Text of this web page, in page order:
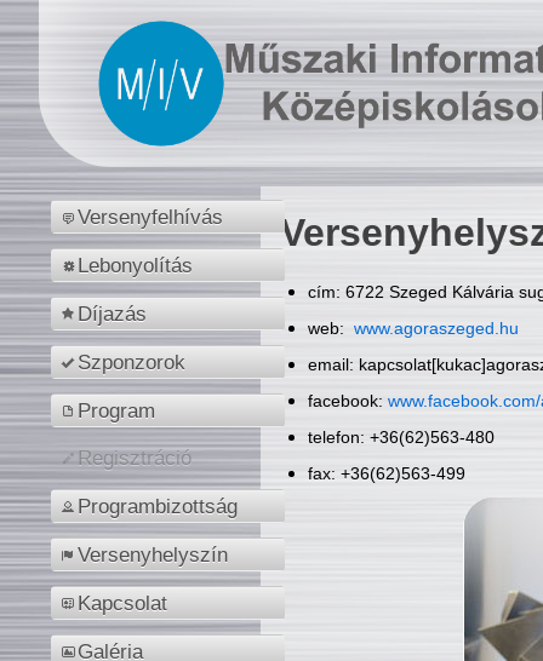
Versenyfelhívás
Lebonyolítás
Díjazás
Szponzorok
Program
Regisztráció
Programbizottság
Versenyhelyszín
Kapcsolat
Galéria
cím: 6722 Szeged Kálvária
web: www.agoraszeged.hu
email:
facebook:
telefon: +36(62)563-480
fax: +36(62)563-499